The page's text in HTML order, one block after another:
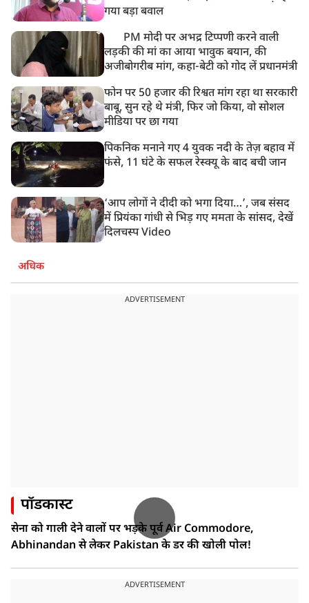
गया बड़ा बवाल
PM मोदी पर अभद्र टिप्पणी करने वाली
लड़की की मां का आया भावुक बयान, की
अजीबोगरीब मांग, कहा-बेटी को गोद लें प्रधानमंत्री
फोन पर 50 हजार की रिश्वत मांग रहा था सरकारी
बाबू, सुन रहे थे मंत्री, फिर जो किया, वो सोशल
मीडिया पर छा गया
पिकनिक मनाने गए 4 युवक नदी के तेज़ बहाव में
फंसे, 11 घंटे के सफल रेस्क्यू के बाद बची जान
‘आप लोगों ने दीदी को भगा दिया…’, जब संसद
में प्रियंका गांधी से भिड़ गए ममता के सांसद, देखें
दिलचस्प Video
अधिक
ADVERTISEMENT
पॉडकास्ट
सेना को गाली देने वालों पर भड़के पूर्व Air Commodore,
Abhinandan से लेकर Pakistan के डर की खोली पोल!
ADVERTISEMENT